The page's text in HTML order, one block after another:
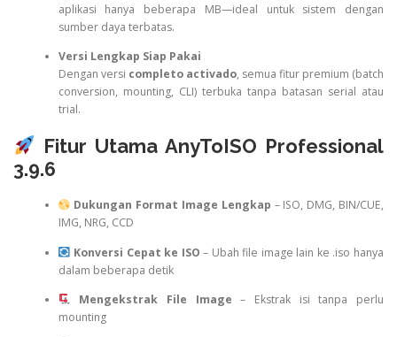
aplikasi hanya beberapa MB—ideal untuk sistem dengan
sumber daya terbatas.
Versi Lengkap Siap Pakai
Dengan versi completo activado, semua fitur premium (batch
conversion, mounting, CLI) terbuka tanpa batasan serial atau
trial.
Fitur Utama AnyToISO Professional
3.9.6
Dukungan Format Image Lengkap – ISO, DMG, BIN/CUE,
IMG, NRG, CCD
Konversi Cepat ke ISO – Ubah file image lain ke .iso hanya
dalam beberapa detik
Mengekstrak File Image – Ekstrak isi tanpa perlu
mounting